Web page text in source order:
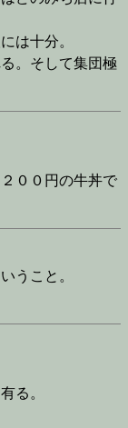
は十分。
。そして集団極
００円の牛丼で
うこと。
る。